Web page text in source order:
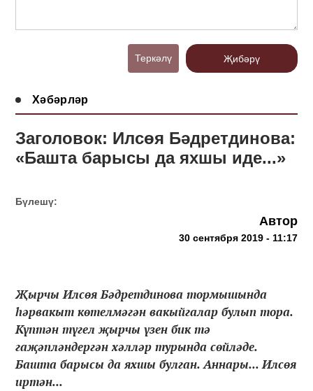
Теркәлү Җибәрү
Хәбәрләр
Заголовок: Илсөя Бәдретдинова:
«Башта барысы да яхшы иде...»
Бүлешү:
Автор
30 сентября 2019 - 11:17
Җырчы Илсөя Бәдретдинова тормышында
һәрвакыт көтелмәгән вакыйгалар булып тора.
Күптән түгел җырчы үзен бик тә
гаҗәпләндергән хәлләр турында сөйләде.
Башта барысы да яхшы булган. Аннары... Илсөя
иртән...